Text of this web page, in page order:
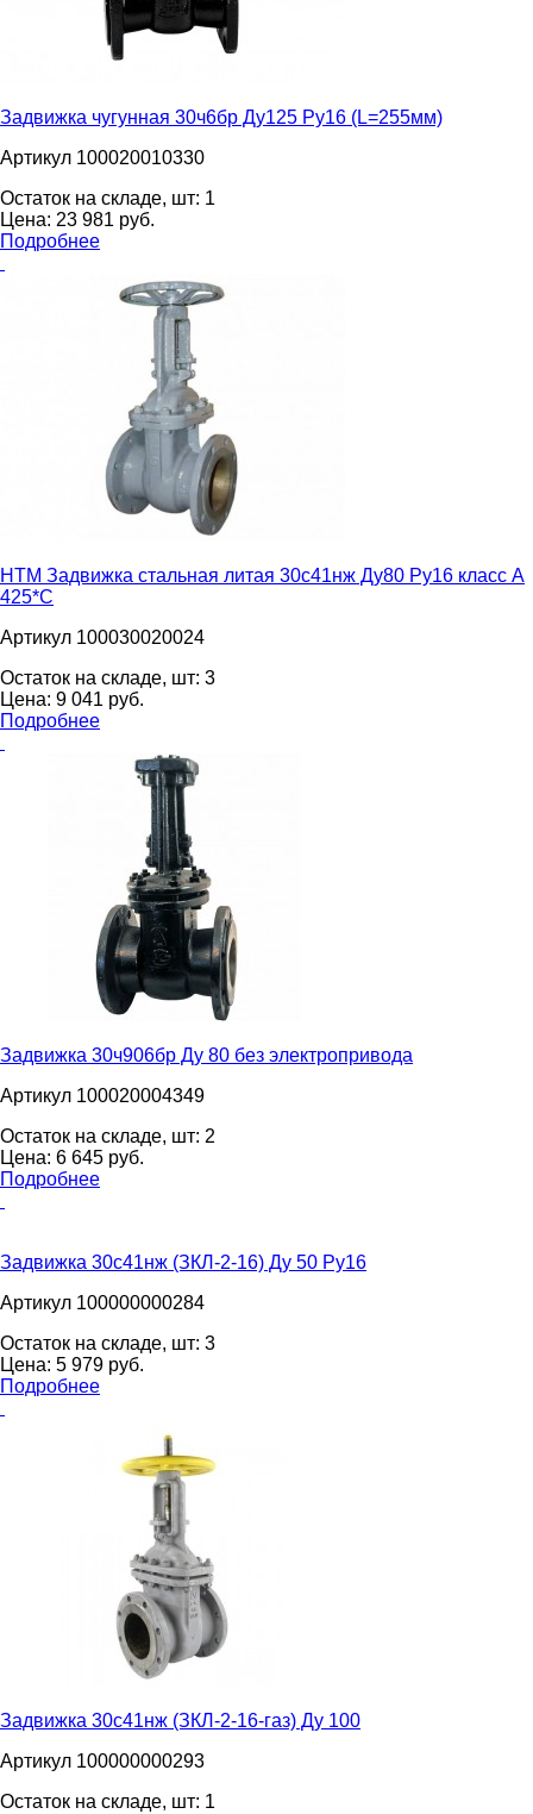
Задвижка чугунная 30ч6бр Ду125 Ру16 (L=255мм)
Артикул 100020010330
Остаток на складе, шт: 1
Цена: 23 981 pуб.
Подробнее
НТМ Задвижка стальная литая 30с41нж Ду80 Ру16 класс А
425*С
Артикул 100030020024
Остаток на складе, шт: 3
Цена: 9 041 pуб.
Подробнее
Задвижка 30ч906бр Ду 80 без электропривода
Артикул 100020004349
Остаток на складе, шт: 2
Цена: 6 645 pуб.
Подробнее
Задвижка 30с41нж (ЗКЛ-2-16) Ду 50 Ру16
Артикул 100000000284
Остаток на складе, шт: 3
Цена: 5 979 pуб.
Подробнее
Задвижка 30с41нж (ЗКЛ-2-16-газ) Ду 100
Артикул 100000000293
Остаток на складе, шт: 1